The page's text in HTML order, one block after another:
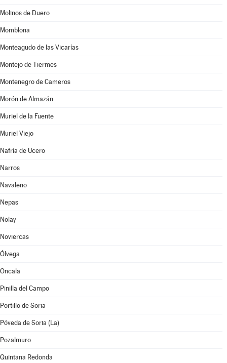
Molinos de Duero
Momblona
Monteagudo de las Vicarías
Montejo de Tiermes
Montenegro de Cameros
Morón de Almazán
Muriel de la Fuente
Muriel Viejo
Nafría de Ucero
Narros
Navaleno
Nepas
Nolay
Noviercas
Ólvega
Oncala
Pinilla del Campo
Portillo de Soria
Póveda de Soria (La)
Pozalmuro
Quintana Redonda